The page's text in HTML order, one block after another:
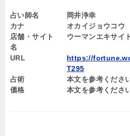
占い師名
岡井浄幸
カナ
オカイジョウコウ
店舗・サイト
名
ウーマンエキサイ
URL
https://
T295
占術
本文を参考くださ
価格
本文を参考くださ